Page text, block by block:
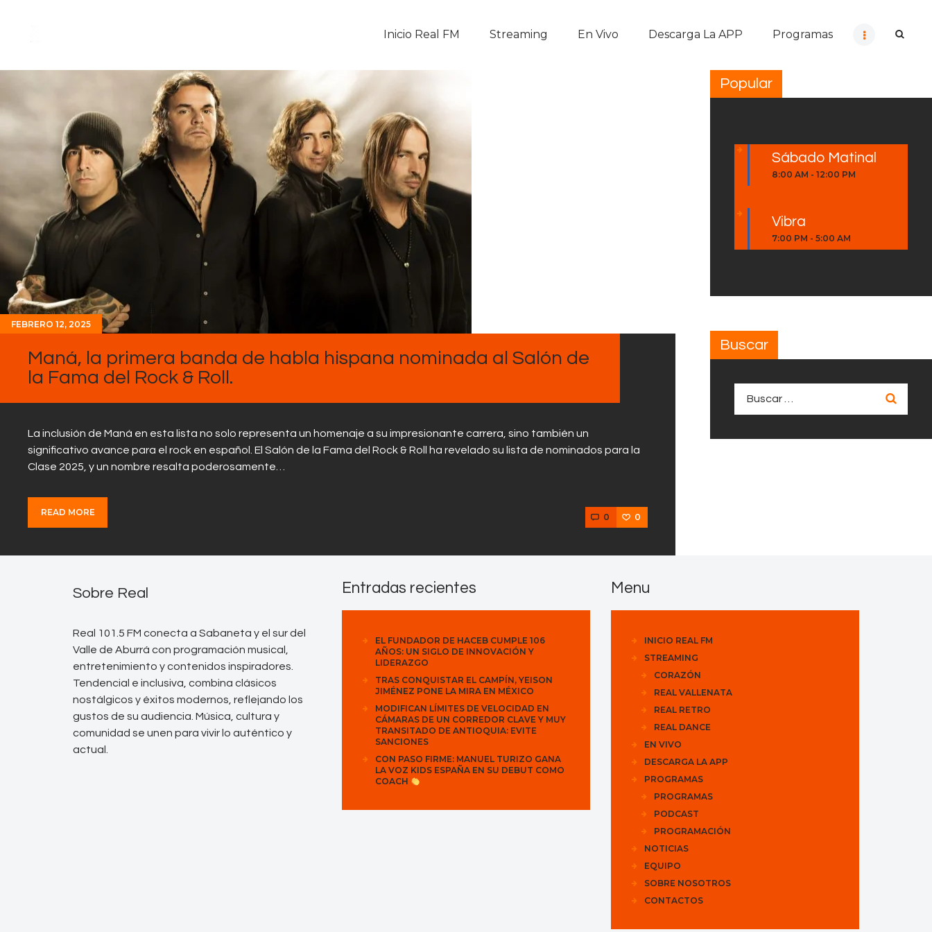
Inicio Real FM Streaming En Vivo Descarga La APP Programas
En Vivo
Descarga La APP
Programas
Noticias
Equipo
Sobre Nosotros
Contactos
FEBRERO 12, 2025
Maná, la primera banda de habla hispana nominada al Salón de
la Fama del Rock & Roll.
La inclusión de Maná en esta lista no solo representa un homenaje a su impresionante carrera, sino también un
significativo avance para el rock en español. El Salón de la Fama del Rock & Roll ha revelado su lista de nominados para la
Clase 2025, y un nombre resalta poderosamente…
READ MORE 0 0
Popular
Sábado Matinal
8:00 AM -12:00 PM
Vibra
7:00 PM -5:00 AM
Buscar
Sobre Real
Real 101.5 FM conecta a Sabaneta y el sur del
Valle de Aburrá con programación musical,
entretenimiento y contenidos inspiradores.
Tendencial e inclusiva, combina clásicos
nostálgicos y éxitos modernos, reflejando los
gustos de su audiencia. Música, cultura y
comunidad se unen para vivir lo auténtico y
actual.
Entradas recientes
EL FUNDADOR DE HACEB CUMPLE 106
AÑOS: UN SIGLO DE INNOVACIÓN Y
LIDERAZGO
TRAS CONQUISTAR EL CAMPÍN, YEISON
JIMÉNEZ PONE LA MIRA EN MÉXICO
MODIFICAN LÍMITES DE VELOCIDAD EN
CÁMARAS DE UN CORREDOR CLAVE Y MUY
TRANSITADO DE ANTIOQUIA: EVITE
SANCIONES
CON PASO FIRME: MANUEL TURIZO GANA
LA VOZ KIDS ESPAÑA EN SU DEBUT COMO
COACH
Menu
INICIO REAL FM
STREAMING
CORAZÓN
REAL VALLENATA
REAL RETRO
REAL DANCE
EN VIVO
DESCARGA LA APP
PROGRAMAS
PROGRAMAS
PODCAST
PROGRAMACIÓN
NOTICIAS
EQUIPO
SOBRE NOSOTROS
CONTACTOS